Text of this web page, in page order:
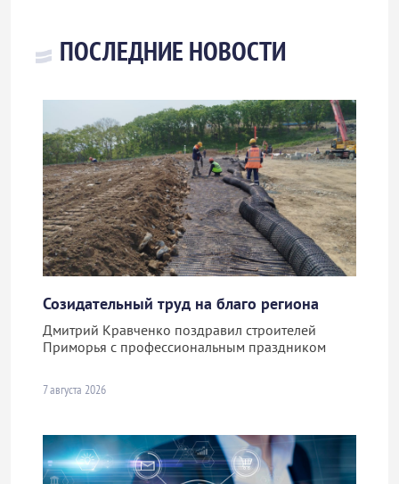
ПОСЛЕДНИЕ НОВОСТИ
Созидательный труд на благо региона
Дмитрий Кравченко поздравил строителей
Приморья с профессиональным праздником
7 августа 2026